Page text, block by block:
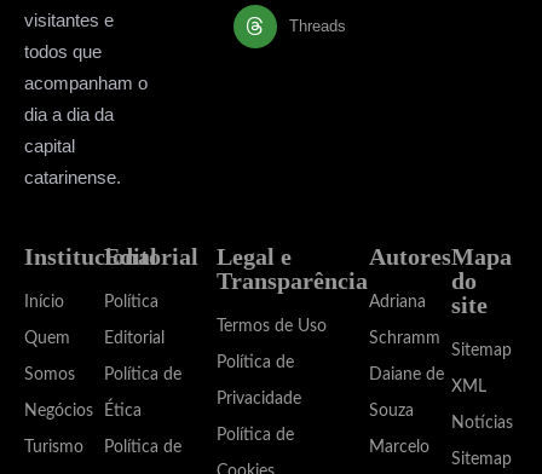
visitantes e
todos que
acompanham o
dia a dia da
capital
catarinense.
Threads
Institucional
Início
Quem
Somos
Negócios
Turismo
Editorial
Política
Editorial
Política de
Ética
Política de
Legal e
Transparência
Termos de Uso
Política de
Privacidade
Política de
Autores
Adriana
Schramm
Daiane de
Souza
Marcelo
Mapa
do
site
Sitemap
XML
Notícias
Sitemap